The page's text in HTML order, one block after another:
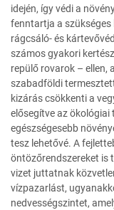
idején, így védi a
fenntartja a szükséges
rágcsáló- és
számos gyakori
repülő rovarok – ellen,
szabadföldi
kizárás csökkenti a
elősegítve az
egészségesebb
tesz lehetővé. A
öntözőrendszereket is
vizet juttatnak
vízpazarlást,
nedvességszintet,